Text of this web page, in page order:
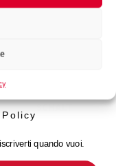
SCHALT
novità di
quando vuoi.